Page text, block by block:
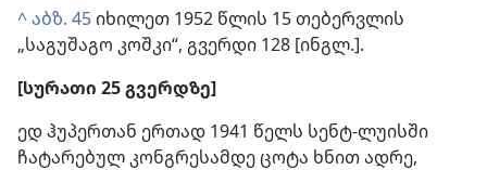
^აბზ. 45 იხილეთ 1952 წლის 15 თებერვლის
„საგუშაგო კოშკი“, გვერდი 128 [ინგლ.].
[სურათი 25 გვერდზე]
ედ ჰუპერთან ერთად 1941 წელს სენტ-ლუისში
ჩატარებულ კონგრესამდე ცოტა ხნით ადრე,